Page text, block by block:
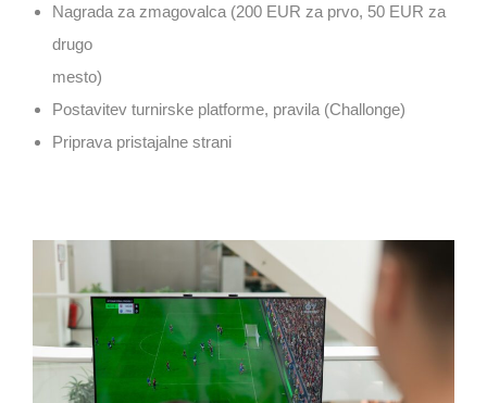
Nagrada za zmagovalca (200 EUR za prvo, 50 EUR za
drugo
mesto)
Postavitev turnirske platforme, pravila (Challonge)
Priprava pristajalne strani